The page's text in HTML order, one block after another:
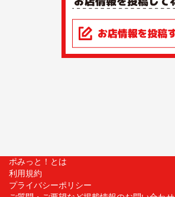
ポみっと！とは
利用規約
プライバシーポリシー